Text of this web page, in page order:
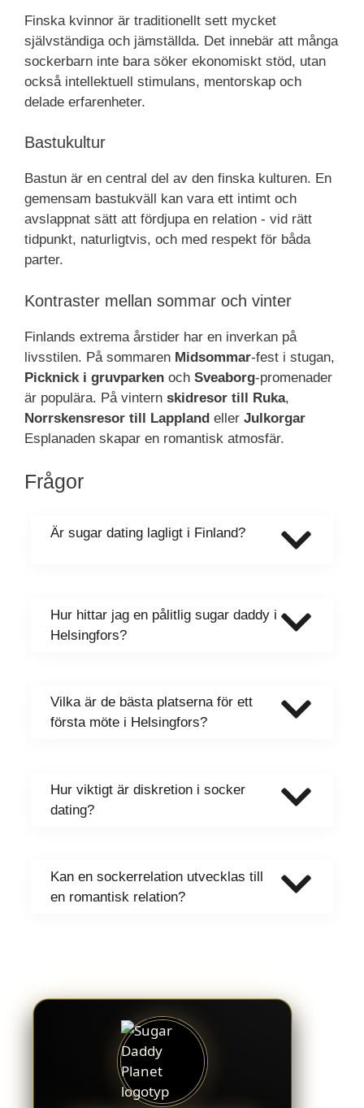
Finska kvinnor är traditionellt sett mycket
självständiga och jämställda. Det innebär att många
sockerbarn inte bara söker ekonomiskt stöd, utan
också intellektuell stimulans, mentorskap och
delade erfarenheter.
Bastukultur
Bastun är en central del av den finska kulturen. En
gemensam bastukväll kan vara ett intimt och
avslappnat sätt att fördjupa en relation - vid rätt
tidpunkt, naturligtvis, och med respekt för båda
parter.
Kontraster mellan sommar och vinter
Finlands extrema årstider har en inverkan på
livsstilen. På sommaren Midsommar-fest i stugan,
Picknick i gruvparken och Sveaborg-promenader
är populära. På vintern skidresor till Ruka,
Norrskensresor till Lappland eller Julkorgar
Esplanaden skapar en romantisk atmosfär.
Frågor
Är sugar dating lagligt i Finland?
Hur hittar jag en pålitlig sugar daddy i
Helsingfors?
Vilka är de bästa platserna för ett
första möte i Helsingfors?
Hur viktigt är diskretion i socker
dating?
Kan en sockerrelation utvecklas till
en romantisk relation?